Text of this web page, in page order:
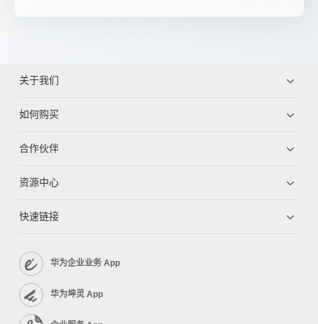
关于我们
如何购买
合作伙伴
资源中心
快速链接
华为企业业务 App
华为坤灵 App